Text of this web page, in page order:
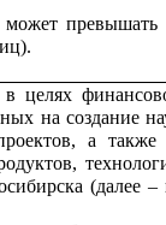
может
целях
на создание
а
(далее